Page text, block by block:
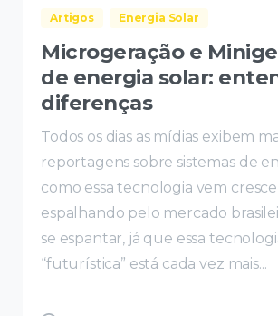
Artigos Energia Solar
Microgeração e
de energia solar:
diferenças
Todos os dias as mídias exibem
reportagens sobre sistemas de
como essa tecnologia vem
espalhando pelo mercado
se espantar, já que essa
“futurística” está cada vez mais...